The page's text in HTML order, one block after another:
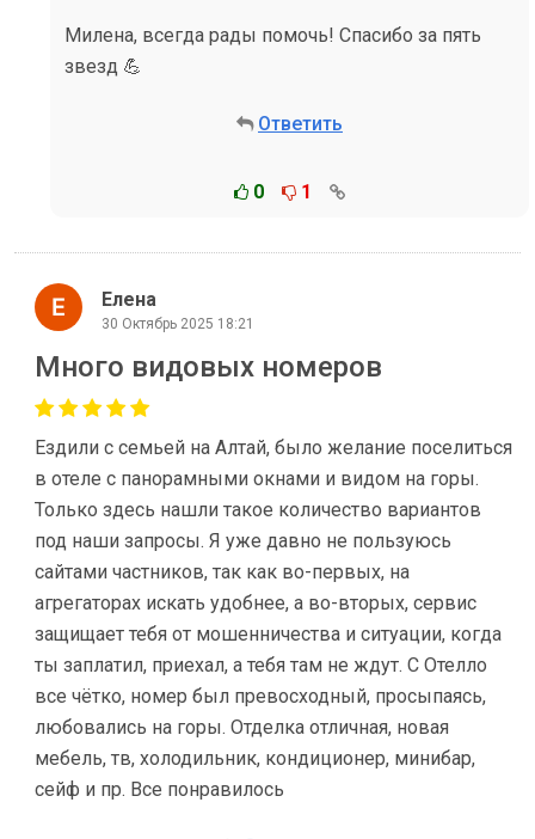
Милена, всегда рады помочь! Спасибо за пять
звезд 💪
Ответить
0 1
Елена
30 Октябрь 2025 18:21
Много видовых номеров
Ездили с семьей на Алтай, было желание поселиться
в отеле с панорамными окнами и видом на горы.
Только здесь нашли такое количество вариантов
под наши запросы. Я уже давно не пользуюсь
сайтами частников, так как во-первых, на
агрегаторах искать удобнее, а во-вторых, сервис
защищает тебя от мошенничества и ситуации, когда
ты заплатил, приехал, а тебя там не ждут. С Отелло
все чётко, номер был превосходный, просыпаясь,
любовались на горы. Отделка отличная, новая
мебель, тв, холодильник, кондиционер, минибар,
сейф и пр. Все понравилось